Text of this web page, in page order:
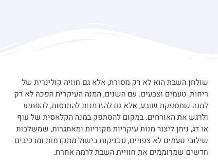
שולחן השבת הוא לא רק מסורת, אלא גם חוויה קולינרית של
ריחות, טעמים וצבעים. עם השנים, המנה העיקרית הפכה לא רק
למנה שמספקת שובע, אלא גם להזדמנות להתנסות, להפתיע
ולרגש את האורחים. במקום להסתפק במנה הקלאסית של עוף
או דג, ניתן ליצור מנות עיקריות מקוריות ומאתגרות, שמשלבות
שילובי טעמים לא צפויים, טכניקות בישול מתקדמות ומרכיבים
חדשים שמרוממים את חוויית השבת לרמה אחרת.